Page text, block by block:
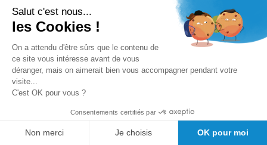
Matériel médical connecté Omron
Matériel médical pour étudiants
Octobre rose
Mettez en avant votre cabinet avec
Girod Médical
Cagnotte fidélité GirodMed+
Salut c'est nous...
les Cookies !
On a attendu d'être sûrs que le contenu de
ce site vous intéresse avant de vous
déranger, mais on aimerait bien vous accompagner pendant votre
visite...
C'est OK pour vous ?
Consentements certifiés par
Non merci Je choisis OK pour moi